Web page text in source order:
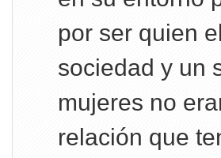
por ser quien
sociedad y un
mujeres no
relación que